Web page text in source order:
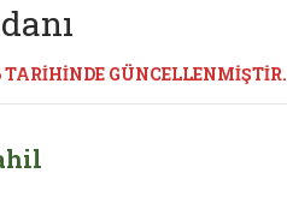
GÜNCELLENMİŞTİR.